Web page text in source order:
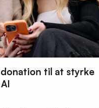
til at styrke